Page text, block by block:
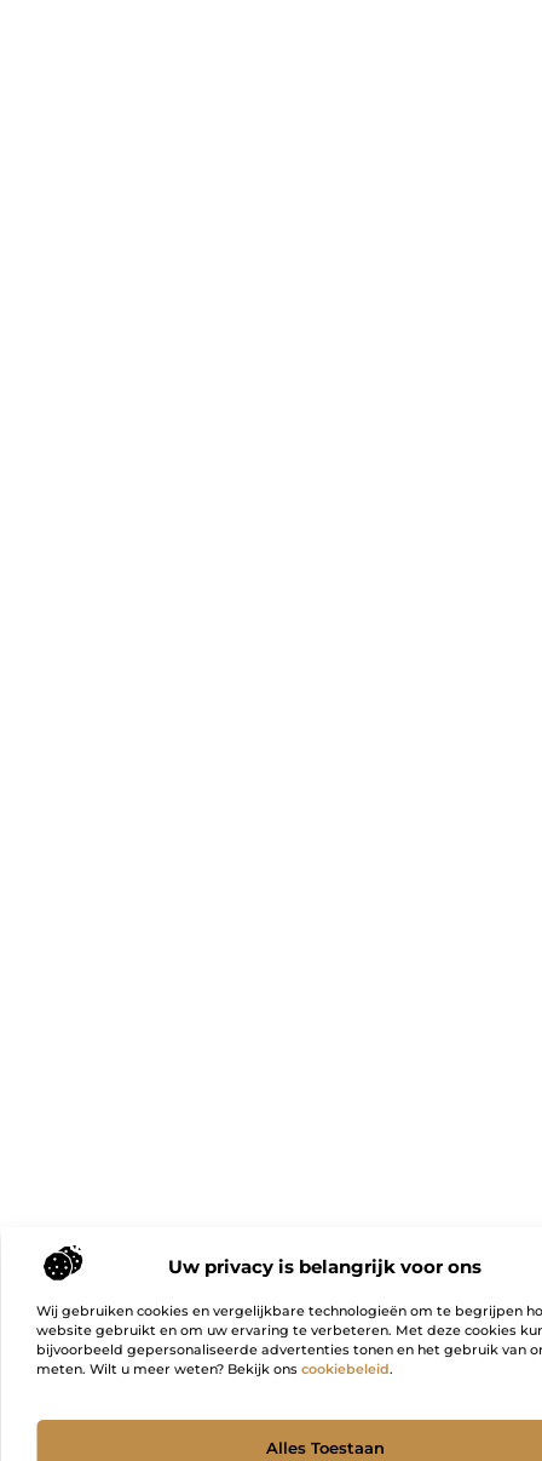
Uw privacy is belangrijk voor ons
Wij gebruiken cookies en vergelijkbare technologieën om te begrijpen
website gebruikt en om uw ervaring te verbeteren. Met deze cookies
bijvoorbeeld gepersonaliseerde advertenties tonen en het gebruik van
meten. Wilt u meer weten? Bekijk ons cookiebeleid.
Alles Toestaan